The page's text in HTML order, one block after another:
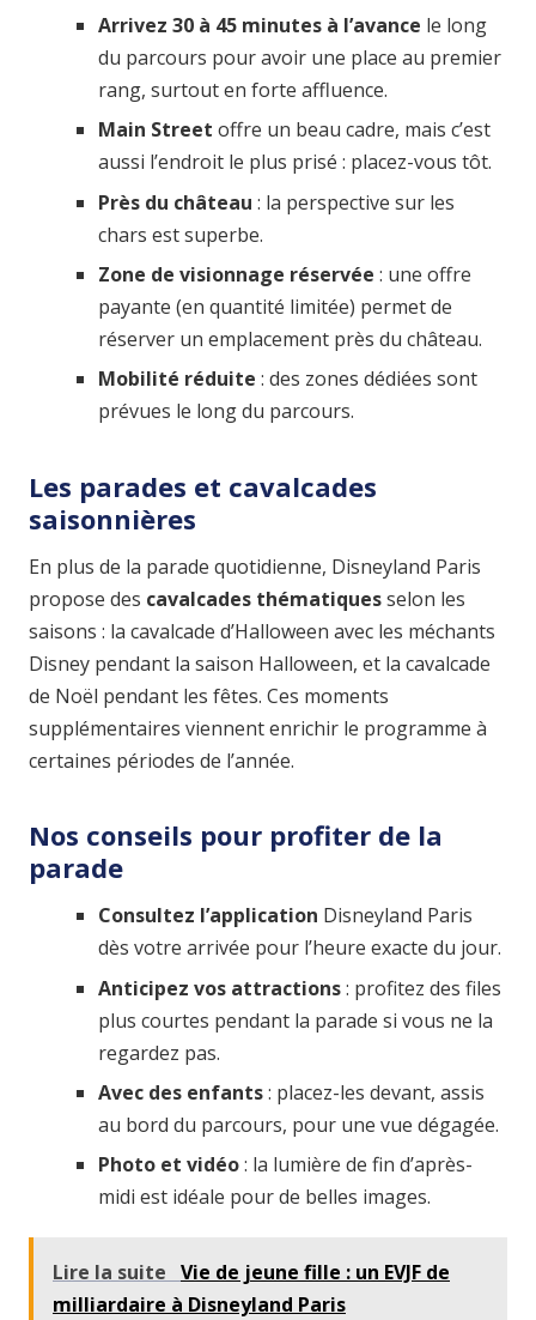
Arrivez 30 à 45 minutes à l’avance le long
du parcours pour avoir une place au premier
rang, surtout en forte affluence.
Main Street offre un beau cadre, mais c’est
aussi l’endroit le plus prisé : placez-vous tôt.
Près du château : la perspective sur les
chars est superbe.
Zone de visionnage réservée : une offre
payante (en quantité limitée) permet de
réserver un emplacement près du château.
Mobilité réduite : des zones dédiées sont
prévues le long du parcours.
Les parades et cavalcades
saisonnières
En plus de la parade quotidienne, Disneyland Paris
propose des cavalcades thématiquesselon les
saisons : la cavalcade d’Halloween avec les méchants
Disney pendant la saison Halloween, et la cavalcade
de Noël pendant les fêtes. Ces moments
supplémentaires viennent enrichir le programme à
certaines périodes de l’année.
Nos conseils pour profiter de la
parade
Consultez l’application Disneyland Paris
dès votre arrivée pour l’heure exacte du jour.
Anticipez vos attractions: profitez des files
plus courtes pendant la parade si vous ne la
regardez pas.
Avec des enfants: placez-les devant, assis
au bord du parcours, pour une vue dégagée.
Photo et vidéo: la lumière de fin d’après-
midi est idéale pour de belles images.
Lire la suite Vie de jeune fille : un EVJF de
milliardaire à Disneyland Paris